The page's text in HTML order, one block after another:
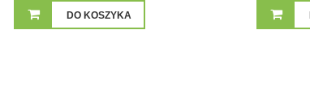
DO KOSZYKA